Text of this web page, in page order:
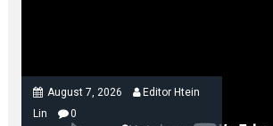
August 7, 2026
Editor Htein
Lin
0